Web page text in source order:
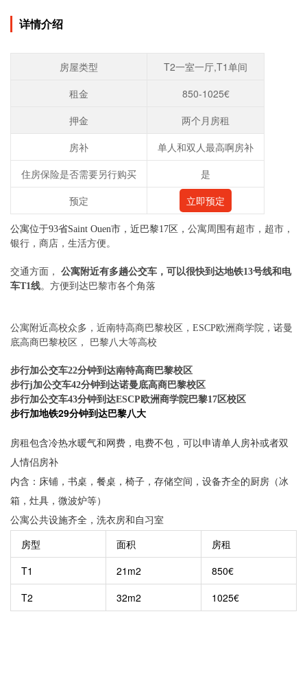
详情介绍
房屋类型
T2一室一厅,T1单间
租金
850-1025€
押金
两个月房租
房补
单人和双人最高啊房补
住房保险是否需要另行购买
是
预定
立即预定
公寓位于93省Saint Ouen市，近巴黎17区， 公寓周围有超市，超市，
银行，商店，生活方便。
交通方面， 公寓附近有多趟公交车，可以很快到达地铁13号线和电
车T1线。方便到达巴黎市各个角落
公寓附近高校众多，近南特高商巴黎校区，ESCP欧洲商学院，诺曼
底高商巴黎校区， 巴黎八大等高校
步行加公交车22分钟到达南特高商巴黎校区
步行j加公交车42分钟到达诺曼底高商巴黎校区
步行加公交车43分钟到达ESCP欧洲商学院巴黎17区校区
步行加地铁29分钟到达巴黎八大
房租包含冷热水暖气和网费，电费不包，可以申请单人房补或者双
人情侣房补
内含：床铺，书桌，餐桌，椅子，存储空间，设备齐全的厨房（冰
箱，灶具，微波炉等）
公寓公共设施齐全，洗衣房和自习室
房型 面积
房租
T1
21m2
850€
T2
32m2 1025€